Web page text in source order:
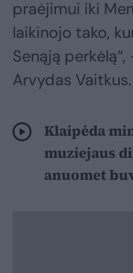
praėjimui iki
laikinojo tako,
Senąją
Arvydas Vaitkus.
Klaipėda
muziejaus
anuomet